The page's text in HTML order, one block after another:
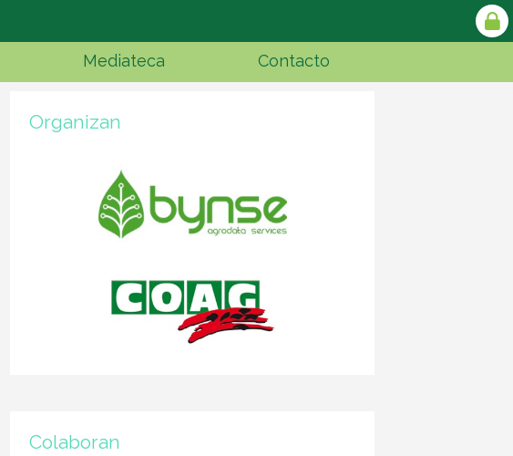
Mediateca Contacto
Organizan
Colaboran